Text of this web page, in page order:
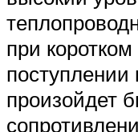
при
поступлении
произойдет